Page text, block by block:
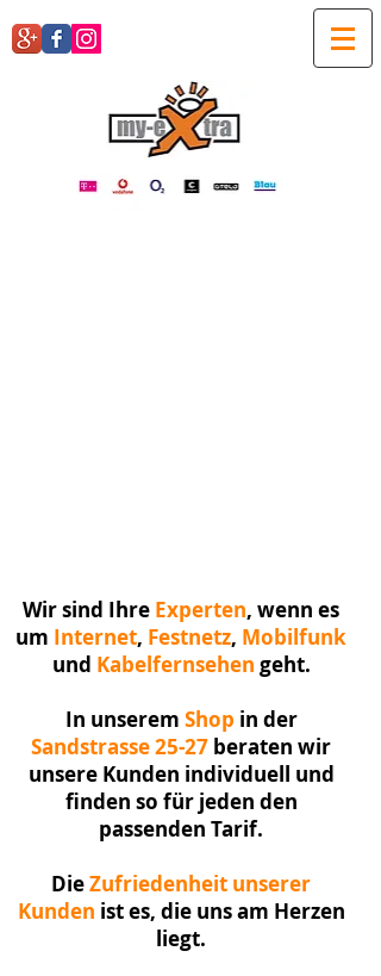
Wir sind Ihre Experten, wenn es
um Internet, Festnetz, Mobilfunk
und Kabelfernsehen geht.
In unserem Shop in der
Sandstrasse 25-27 beraten wir
unsere Kunden individuell und
finden so für jeden den
passenden Tarif.
DieZufriedenheit unserer
Kunden ist es, die uns am Herzen
liegt.